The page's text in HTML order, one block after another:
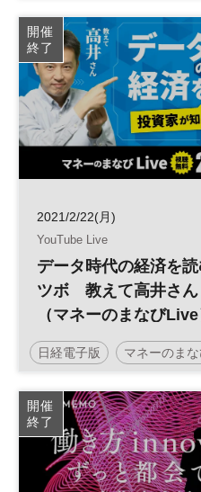
開催
終了
2021/2/22(月)
YouTube Live
データ時代の経済を
ツボ 教えて高井さん
（マネーのまなびLive
日経電子版 マネーのま
開催
終了